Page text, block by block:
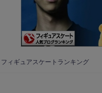
フィギュアスケートランキング